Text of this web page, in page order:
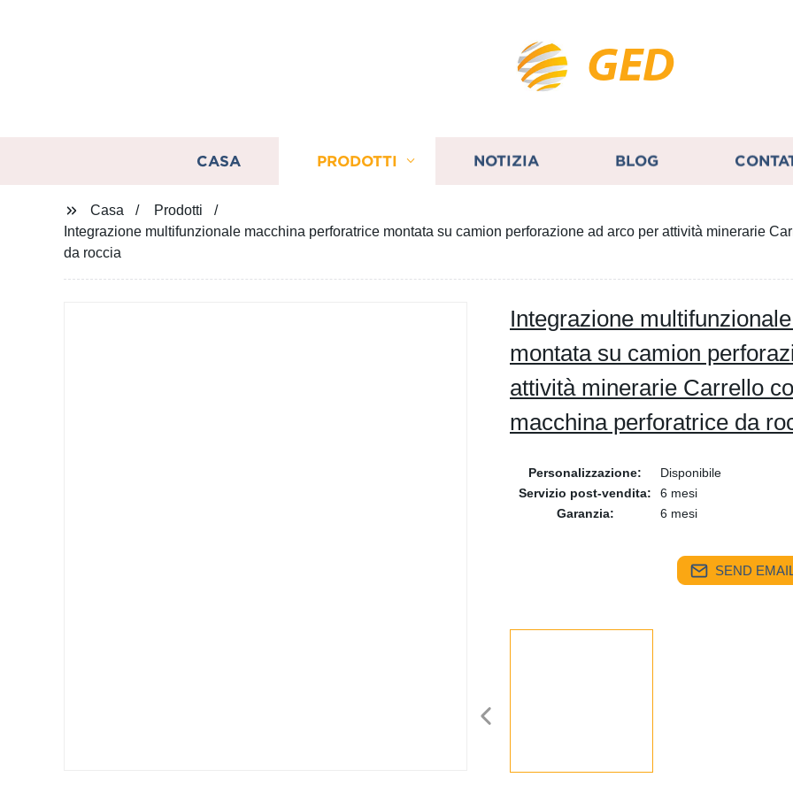
GED
CASA PRODOTTI NOTIZIA BLOG
Casa
Prodotti
Integrazione multifunzionale macchina perforatrice montata su camion perforazione ad arco per attività minerarie
da roccia
Integrazione
montata su camion
attività minerarie Carrello
macchina perforatrice da
Personalizzazione:
Disponibile
Servizio post-vendita:
6 mesi
Garanzia:
6 mesi
SEND